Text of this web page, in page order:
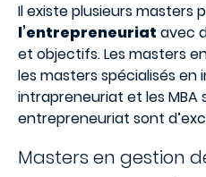
Il existe plusieurs masters
l’entrepreneuriat avec
et objectifs. Les masters
les masters spécialisés en
intrapreneuriat et les MBA
entrepreneuriat sont
Masters en gestion